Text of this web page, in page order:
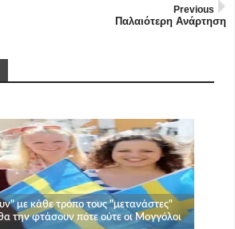
Previous
Παλαιότερη Ανάρτηση